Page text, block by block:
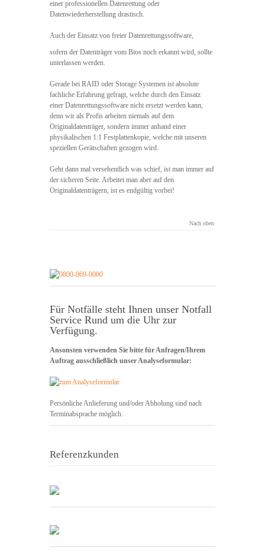
einer professionellen Datenrettung oder
Datenwiederherstellung drastisch.
Auch der Einsatz von freier Datenrettungssoftware,
sofern der Datenträger vom Bios noch erkannt wird, sollte
unterlassen werden.
Gerade bei RAID oder Storage Systemen ist absolute
fachliche Erfahrung gefragt, welche durch den Einsatz
einer Datenrettungssoftware nicht ersetzt werden kann,
denn wir als Profis arbeiten niemals auf dem
Originaldatenträger, sondern immer anhand einer
physikalischen 1:1 Festplattenkopie, welche mit unseren
speziellen Gerätschaften gezogen wird.
Geht dann mal versehentlich was schief, ist man immer auf
der sicheren Seite. Arbeitet man aber auf den
Originaldatenträgern, ist es endgültig vorbei!
Nach oben
Für Notfälle steht Ihnen unser Notfall
Service Rund um die Uhr zur
Verfügung.
Ansonsten verwenden Sie bitte für Anfragen/Ihrem
Auftrag ausschließlich unser Analyseformular:
Persönliche Anlieferung und/oder Abholung sind nach
Terminabsprache möglich.
Referenzkunden